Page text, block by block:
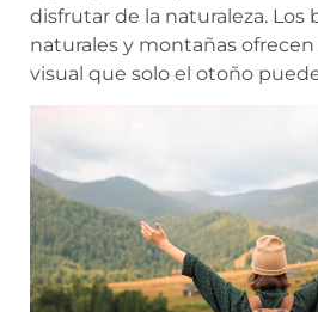
disfrutar de la naturaleza. Los
naturales y montañas
visual que solo el otoño